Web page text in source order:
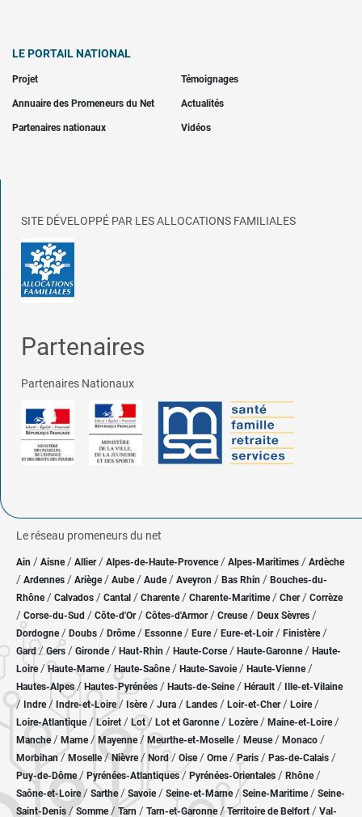
LE PORTAIL NATIONAL
Projet Témoignages
Annuaire des Promeneurs du Net Actualités
Partenaires nationaux Vidéos
SITE DÉVELOPPÉ PAR LES ALLOCATIONS FAMILIALES
Partenaires
Partenaires Nationaux
Le réseau promeneurs du net
Ain / Aisne/ Allier/ Alpes-de-Haute-Provence / Alpes-Maritimes / Ardèche
/ Ardennes / Ariège/ Aube/ Aude / Aveyron / Bas Rhin / Bouches-du-
Rhône/ Calvados / Cantal / Charente / Charente-Maritime/ Cher / Corrèze
/ Corse-du-Sud / Côte-d'Or / Côtes-d'Armor/ Creuse/ Deux Sèvres /
Dordogne/ Doubs / Drôme/ Essonne / Eure/ Eure-et-Loir / Finistère/
Gard/ Gers / Gironde/ Haut-Rhin / Haute-Corse/ Haute-Garonne/ Haute-
Loire/Haute-Marne/ Haute-Saône/ Haute-Savoie/ Haute-Vienne/
Hautes-Alpes/ Hautes-Pyrénées / Hauts-de-Seine/ Hérault / Ille-et-Vilaine
/ Indre/ Indre-et-Loire/ Isère/ Jura / Landes / Loir-et-Cher/ Loire/
Loire-Atlantique/ Loiret / Lot/ Lot et Garonne/ Lozère / Maine-et-Loire/
Manche/ Marne/ Mayenne/ Meurthe-et-Moselle/ Meuse/ Monaco /
Morbihan/ Moselle/ Nièvre / Nord/ Oise / Orne/Paris / Pas-de-Calais /
Puy-de-Dôme/ Pyrénées-Atlantiques / Pyrénées-Orientales / Rhône/
Saône-et-Loire/ Sarthe/ Savoie/ Seine-et-Marne/ Seine-Maritime/ Seine-
Saint-Denis /Somme/ Tarn / Tarn-et-Garonne/Territoire de Belfort / Val-